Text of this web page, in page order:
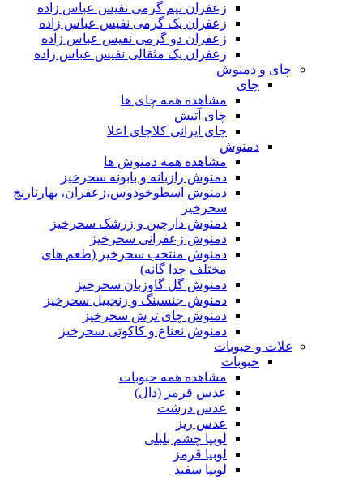
زعفران نیم گرمی نفیس عباس زاده
زعفران یک گرمی نفیس عباس زاده
زعفران دو گرمی نفیس عباس زاده
زعفران یک مثقالی نفیس عباس زاده
چای و دمنوش
چای
مشاهده همه چای ها
چای آتیش
چای ایرانی کلاچای اعلا
دمنوش
مشاهده همه دمنوش ها
دمنوش رازیانه و بابونه سحرخیز
دمنوش اسطوخودوس،زعفران، بهارنارنج
سحرخیز
دمنوش دارچین و زرشک سحرخیز
دمنوش زعفرانی سحرخیز
دمنوش منتخب سحرخیز (طعم های
مختلف جدا گانه)
دمنوش گل گاوزبان سحرخیز
دمنوش جنسینگ و زنجبیل سحرخیز
دمنوش چای ترش سحرخیز
دمنوش نعناع و کاکوتی سحرخیز
غلات و حبوبات
حبوبات
مشاهده همه حبوبات
عدس قرمز (دال)
عدس درشت
عدس ریز
لوبیا چشم بلبلی
لوبیا قرمز
لوبیا سفید